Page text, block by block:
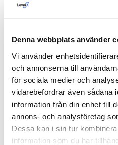
Denna webbplats använder
Vi använder
och annonserna till
för sociala medier och
vidarebefordrar även sådana
information från din enhet till
annons- och analysföretag
Dessa kan i sin tur
information som du har
Utforska detaljerna
Manuell planering och
till komponentbrist som
En stor tillverkare av
ineffektivitet i lagret
system) som stoppade
LeverX med denna utmaning.
Som en viktig del av detta